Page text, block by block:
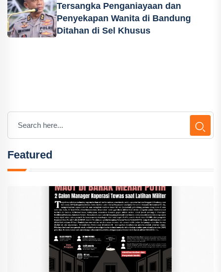
Tersangka Penganiayaan dan
Penyekapan Wanita di Bandung
Ditahan di Sel Khusus
Featured